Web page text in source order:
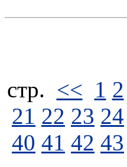
стp. << 1 2
21 22 23 24
40 41 42 43